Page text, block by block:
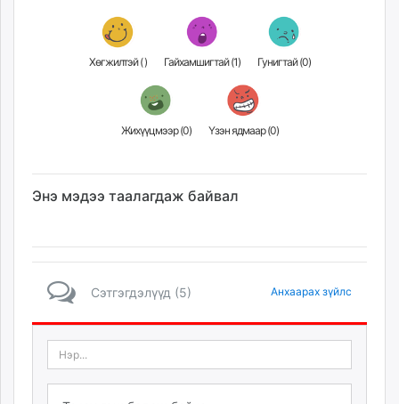
Хөгжилтэй () Гайхамшигтай (1) Гунигтай (0)
Жихүүцмээр (0) Үзэн ядмаар (0)
Энэ мэдээ таалагдаж байвал
Сэтгэгдэлүүд (5) Анхаарах зүйлс